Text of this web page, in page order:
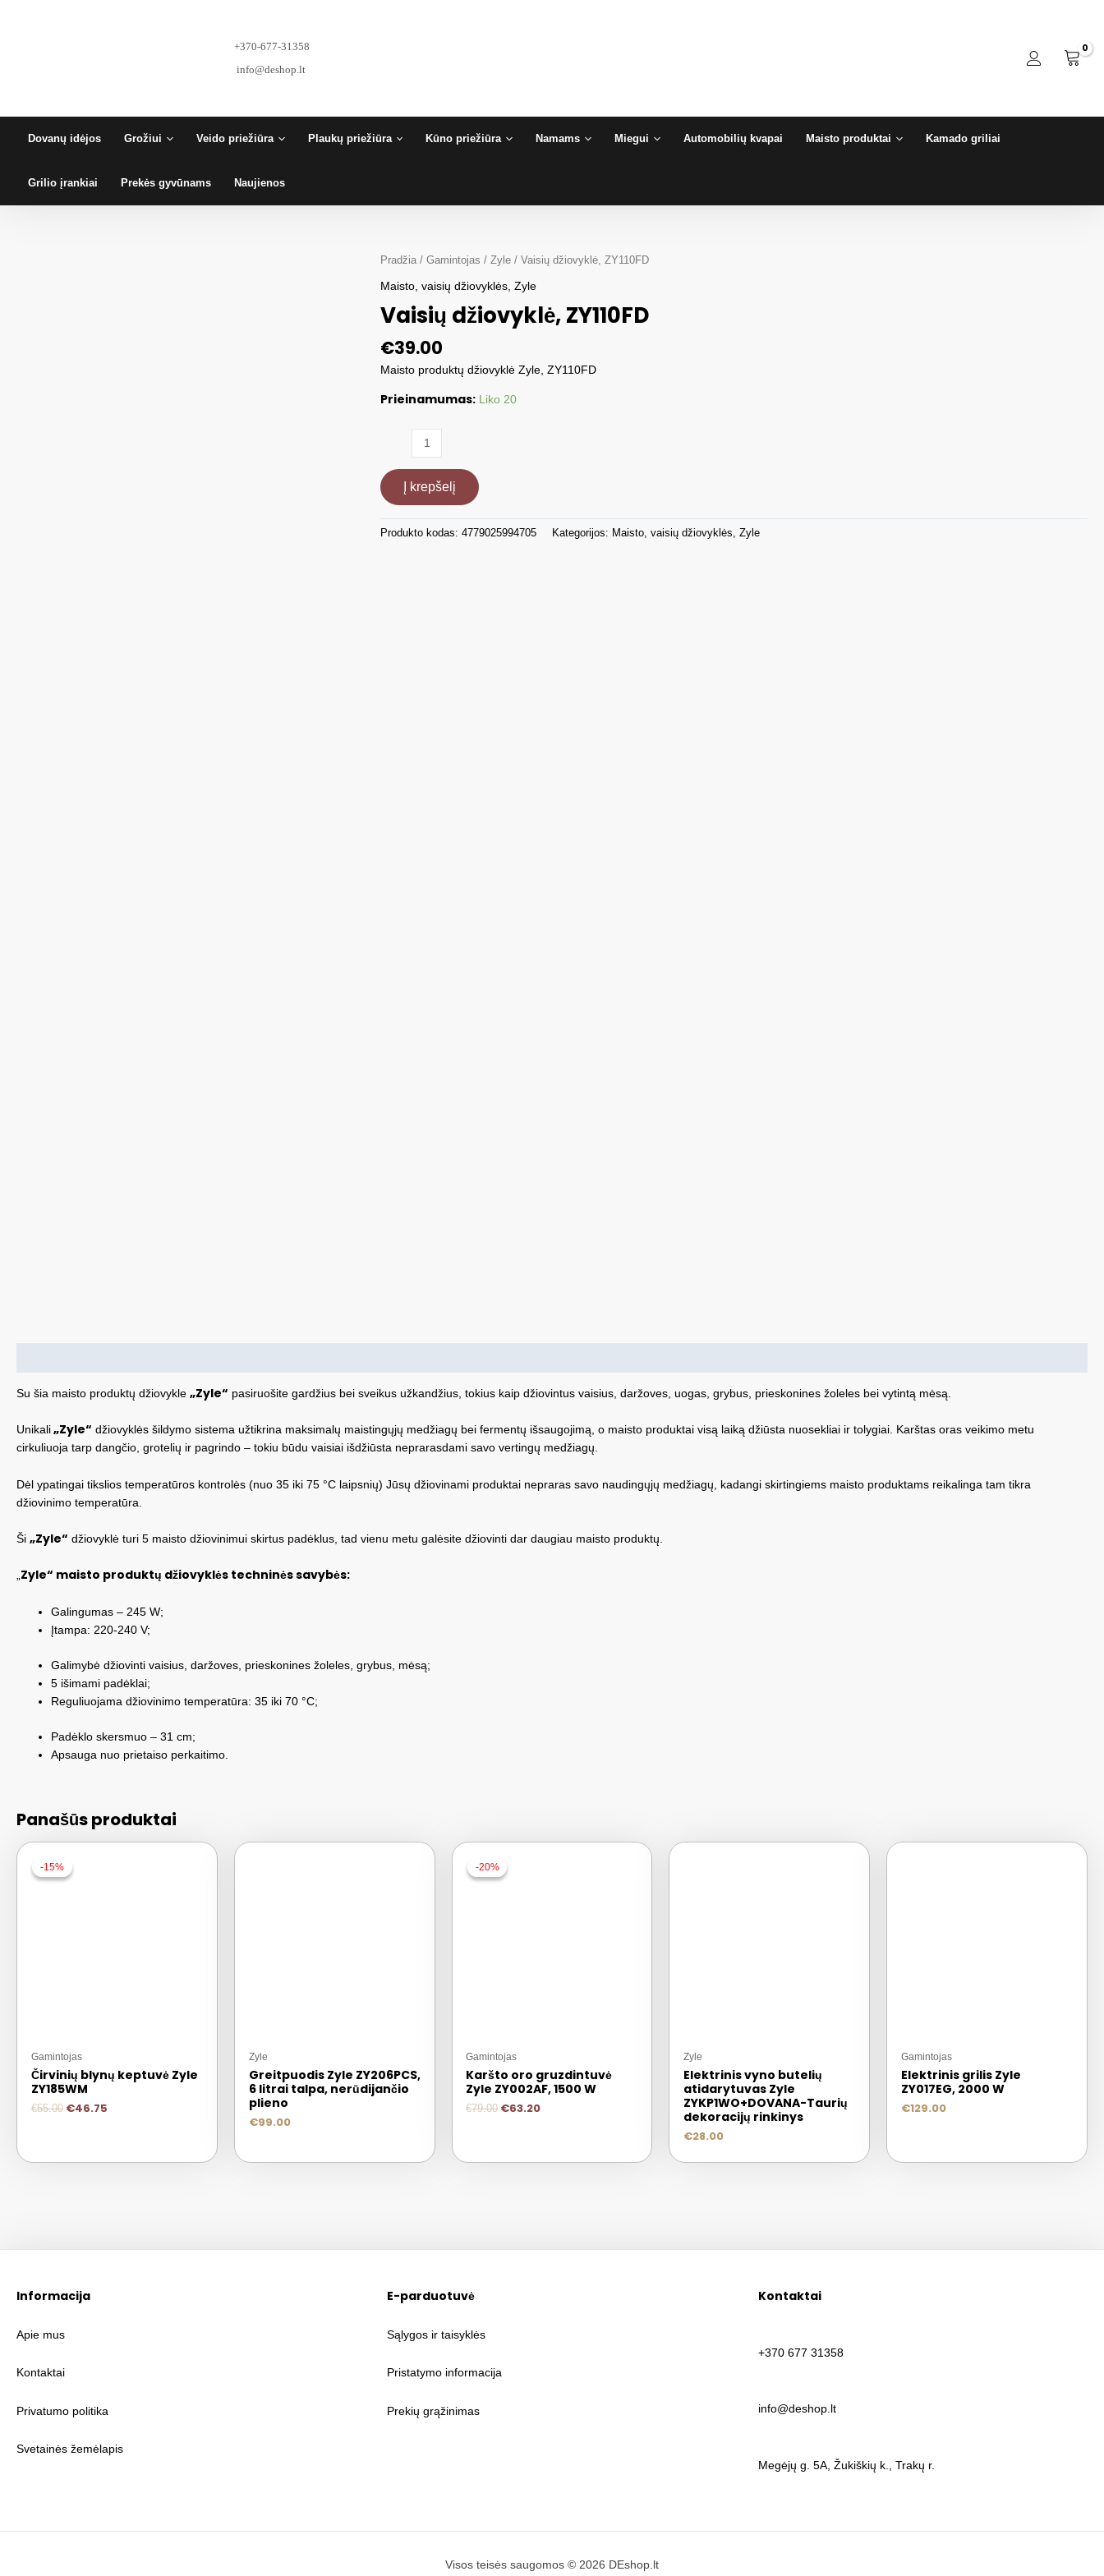
+370-677-31358
info@deshop.lt
Dovanų idėjos Grožiui Veido priežiūra Plaukų priežiūra Kūno priežiūra Namams Miegui Automobilių kvapai Maisto produktai Kamado griliai
Grilio įrankiai Prekės gyvūnams Naujienos
Pradžia /Gamintojas /Zyle / Vaisių džiovyklė, ZY110FD
Maisto, vaisių džiovyklės ,Zyle
Vaisių džiovyklė, ZY110FD
€39.00
Maisto produktų džiovyklė Zyle, ZY110FD
Prieinamumas: Liko 20
produkto
Vaisių
džiovyklė,
ZY110FD
Į krepšelį
Produkto kodas:4779025994705 Kategorijos: Maisto, vaisių džiovyklės,Zyle
Su šia maisto produktų džiovykle „Zyle“ pasiruošite gardžius bei sveikus užkandžius, tokius kaip džiovintus vaisius, daržoves, uogas, grybus, prieskonines žoleles bei vytintą mėsą.
Unikali„Zyle“ džiovyklės šildymo sistema užtikrina maksimalų maistingųjų medžiagų bei fermentų išsaugojimą, o maisto produktai visą laiką džiūsta nuosekliai ir tolygiai. Karštas oras veikimo metu
cirkuliuoja tarp dangčio, grotelių ir pagrindo – tokiu būdu vaisiai išdžiūsta neprarasdami savo vertingų medžiagų.
Dėl ypatingai tikslios temperatūros kontrolės (nuo 35 iki 75 °C laipsnių) Jūsų džiovinami produktai nepraras savo naudingųjų medžiagų, kadangi skirtingiems maisto produktams reikalinga tam tikra
džiovinimo temperatūra.
Ši „Zyle“ džiovyklė turi 5 maisto džiovinimui skirtus padėklus, tad vienu metu galėsite džiovinti dar daugiau maisto produktų.
„Zyle“ maisto produktų džiovyklės techninės savybės:
Galingumas – 245 W;
Įtampa: 220-240 V;
Galimybė džiovinti vaisius, daržoves, prieskonines žoleles, grybus, mėsą;
5 išimami padėklai;
Reguliuojama džiovinimo temperatūra: 35 iki 70 °C;
Padėklo skersmuo – 31 cm;
Apsauga nuo prietaiso perkaitimo.
Panašūs produktai
-15%
-15%
Gamintojas
Čirvinių blynų keptuvė Zyle
ZY185WM
€55.00 €46.75
Zyle
Greitpuodis Zyle ZY206PCS,
6 litrai talpa, nerūdijančio
plieno
€99.00
-20%
-20%
Gamintojas
Karšto oro gruzdintuvė
Zyle ZY002AF, 1500 W
€79.00 €63.20
Zyle
Elektrinis vyno butelių
atidarytuvas Zyle
ZYKP1WO+DOVANA-Taurių
dekoracijų rinkinys
€28.00
Gamintojas
Elektrinis grilis Zyle
ZY017EG, 2000 W
€129.00
Informacija
Apie mus
Kontaktai
Privatumo politika
Svetainės žemėlapis
E-parduotuvė
Sąlygos ir taisyklės
Pristatymo informacija
Prekių grąžinimas
Kontaktai
+370 677 31358
info@deshop.lt
Megėjų g. 5A, Žukiškių k., Trakų r.
Visos teisės saugomos © 2026 DEshop.lt